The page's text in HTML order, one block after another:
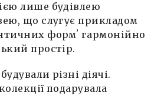
лише будівлею
що слугує прикладом
формʼ гармонійно
простір.
різні діячі.
подарувала